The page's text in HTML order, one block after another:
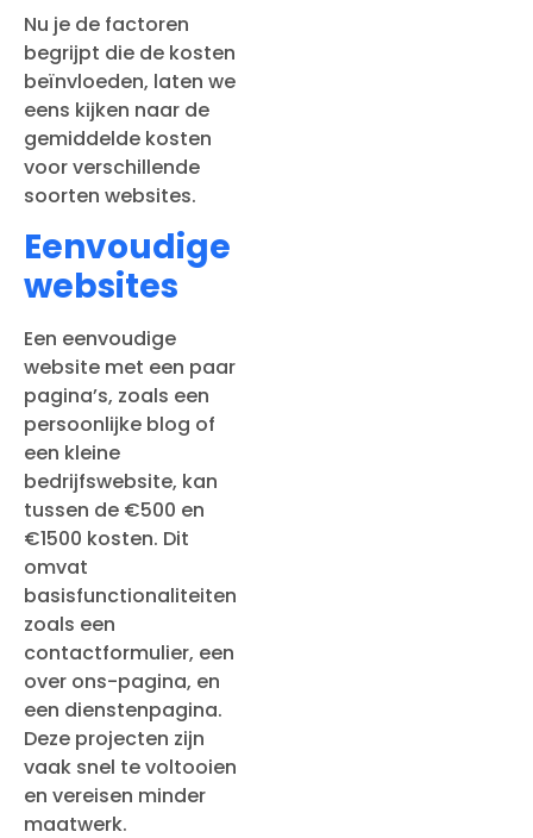
Nu je de factoren
begrijpt die de kosten
beïnvloeden, laten we
eens kijken naar de
gemiddelde kosten
voor verschillende
soorten websites.
Eenvoudige
websites
Een eenvoudige
website met een paar
pagina’s, zoals een
persoonlijke blog of
een kleine
bedrijfswebsite, kan
tussen de €500 en
€1500 kosten. Dit
omvat
basisfunctionaliteiten
zoals een
contactformulier, een
over ons-pagina, en
een dienstenpagina.
Deze projecten zijn
vaak snel te voltooien
en vereisen minder
maatwerk.